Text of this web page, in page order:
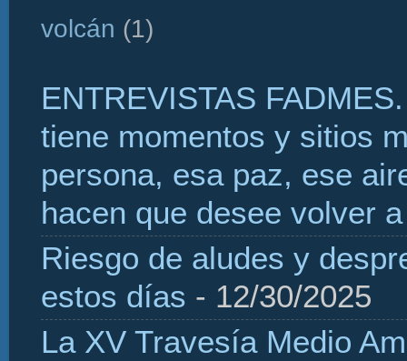
volcán (1)
ENTREVISTAS
tiene momentos y sitios
persona, esa paz, ese
hacen que desee volver
Riesgo de aludes y
estos días - 12/30/2025
La XV Travesía Medio